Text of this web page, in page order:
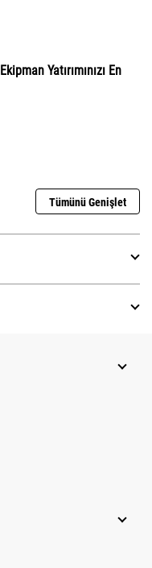
Yatırımınızı En
Tümünü Genişlet